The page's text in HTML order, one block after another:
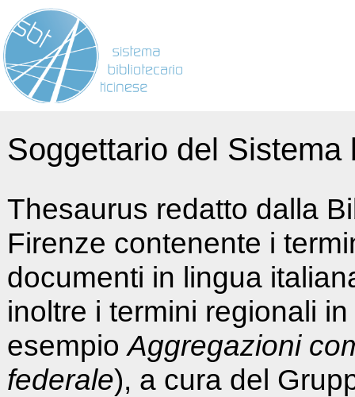
Soggettario del
Thesaurus redatto dalla
Firenze contenente i
documenti in lingua
inoltre i termini regionali
esempioAggregazioni
federale), a cura del